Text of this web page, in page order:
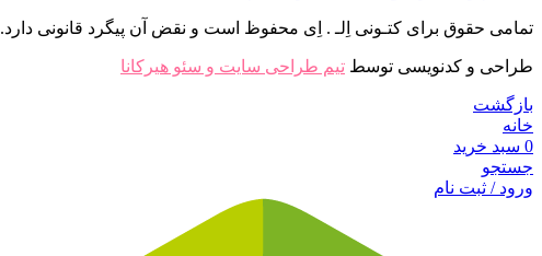
تمامی حقوق برای کتـونی اِلـ . اِی محفوظ است و نقض آن پیگرد قانونی دارد.
طراحی و کدنویسی توسط تیم طراحی سایت و سئو هیرکانا
بازگشت
خانه
0 سبد خرید
جستجو
ورود / ثبت نام